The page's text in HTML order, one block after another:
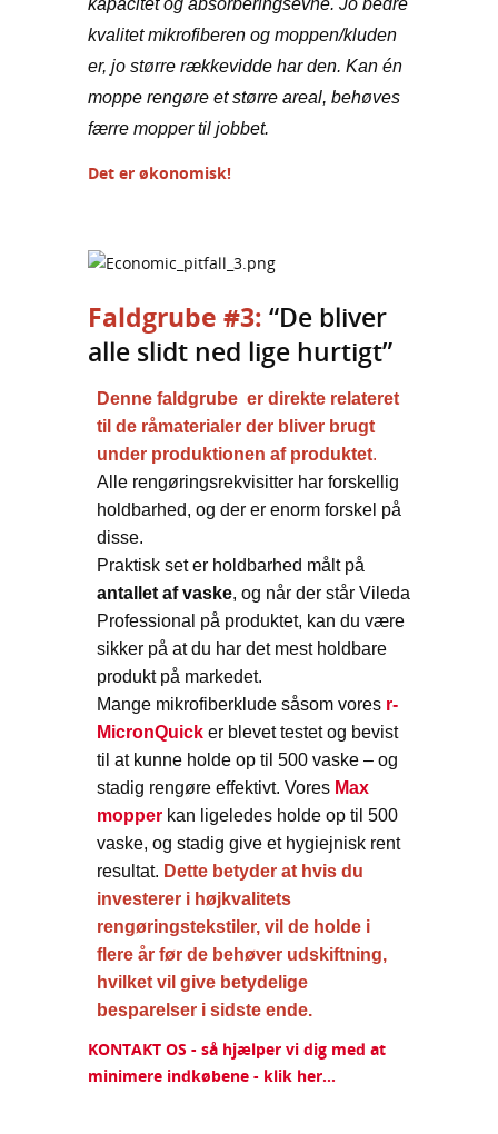
kvalitet mikrofiberen og moppen/kluden
er, jo større rækkevidde har den. Kan én
moppe rengøre et større areal, behøves
færre mopper til jobbet.
Det er økonomisk!
Faldgrube #3: “De bliver
alle slidt ned lige hurtigt”
Denne faldgrube er direkte relateret
til de råmaterialer der bliver brugt
under produktionen af produktet.
Alle rengøringsrekvisitter har forskellig
holdbarhed, og der er enorm forskel på
disse.
Praktisk set er holdbarhed målt på
antallet af vaske, og når der står Vileda
Professional på produktet, kan du være
sikker på at du har det mest holdbare
produkt på markedet.
Mange mikrofiberklude såsom vores r-
MicronQuick er blevet testet og bevist
til at kunne holde op til 500 vaske – og
stadig rengøre effektivt. Vores Max
mopper kan ligeledes holde op til 500
vaske, og stadig give et hygiejnisk rent
resultat. Dette betyder at hvis du
investerer i højkvalitets
rengøringstekstiler, vil de holde i
flere år før de behøver udskiftning,
hvilket vil give betydelige
besparelser i sidste ende.
KONTAKT OS - så hjælper vi dig med at
minimere indkøbene - klik her...